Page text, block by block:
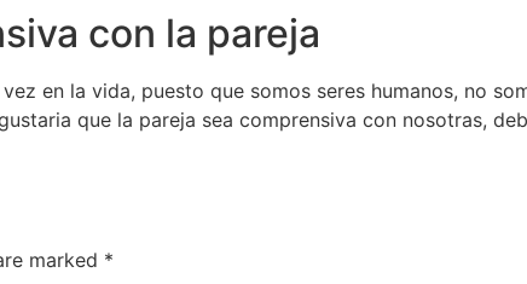
con la pareja
en la vida, puesto que somos seres humanos, no
que la pareja sea comprensiva con nosotras,
marked *